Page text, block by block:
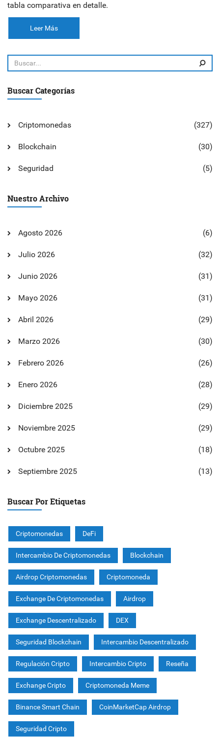
tabla comparativa en detalle.
Leer Más
Buscar Categorías
Criptomonedas (327)
Blockchain (30)
Seguridad (5)
Nuestro Archivo
Agosto 2026 (6)
Julio 2026 (32)
Junio 2026 (31)
Mayo 2026 (31)
Abril 2026 (29)
Marzo 2026 (30)
Febrero 2026 (26)
Enero 2026 (28)
Diciembre 2025 (29)
Noviembre 2025 (29)
Octubre 2025 (18)
Septiembre 2025 (13)
Buscar Por Etiquetas
Criptomonedas DeFi
Intercambio De Criptomonedas Blockchain
Airdrop Criptomonedas Criptomoneda
Exchange De Criptomonedas Airdrop
Exchange Descentralizado DEX
Seguridad Blockchain Intercambio Descentralizado
Regulación Cripto Intercambio Cripto Reseña
Exchange Cripto Criptomoneda Meme
Binance Smart Chain CoinMarketCap Airdrop
Seguridad Cripto